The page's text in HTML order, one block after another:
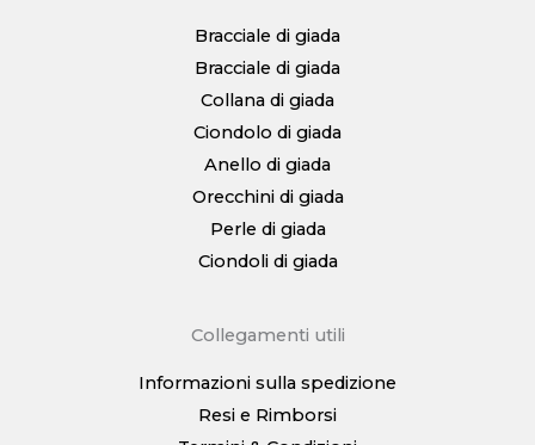
Bracciale di giada
Bracciale di giada
Collana di giada
Ciondolo di giada
Anello di giada
Orecchini di giada
Perle di giada
Ciondoli di giada
Collegamenti utili
Informazioni sulla spedizione
Resi e Rimborsi